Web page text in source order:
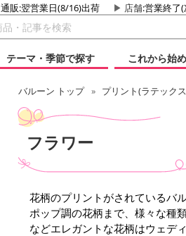
通販:翌営業日(8/16)出荷 店舗:営業終了
テーマ・季節で探す
これから始
バルーン トップ プリント(ラテック
フラワー
花柄のプリントがされているバ
ポップ調の花柄まで、様々な種
などエレガントな花柄はウェデ